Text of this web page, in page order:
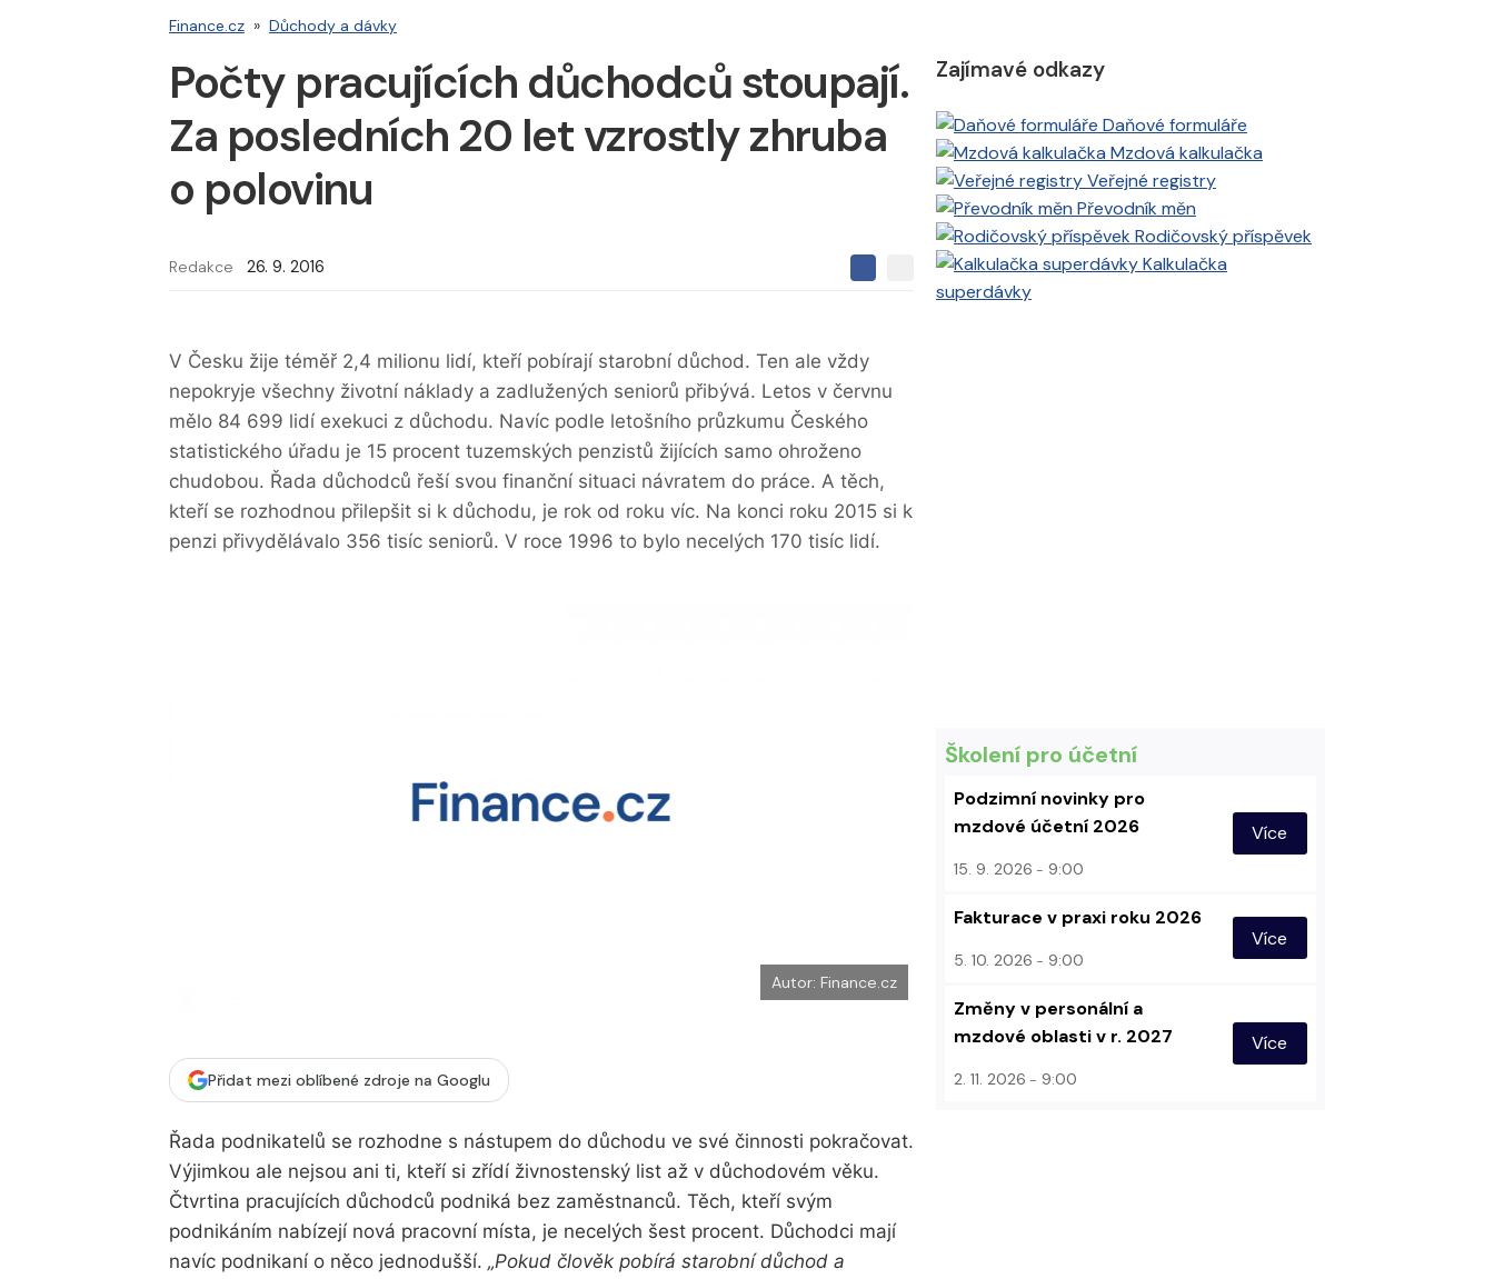
Finance.cz » Důchody a dávky
Počty pracujících důchodců stoupají.
Za posledních 20 let vzrostly zhruba
o polovinu
Redakce 26. 9. 2016
S
l
e
t
S
j
e
n
a
c
b
o
o
X
V Česku žije téměř 2,4 milionu lidí, kteří pobírají starobní důchod. Ten ale vždy
nepokryje všechny životní náklady a zadlužených seniorů přibývá. Letos v červnu
mělo 84 699 lidí exekuci z důchodu. Navíc podle letošního průzkumu Českého
statistického úřadu je 15 procent tuzemských penzistů žijících samo ohroženo
chudobou. Řada důchodců řeší svou finanční situaci návratem do práce. A těch,
kteří se rozhodnou přilepšit si k důchodu, je rok od roku víc. Na konci roku 2015 si k
penzi přivydělávalo 356 tisíc seniorů. V roce 1996 to bylo necelých 170 tisíc lidí.
Autor: Finance.cz
Přidat mezi oblíbené zdroje na Googlu
Řada podnikatelů se rozhodne s nástupem do důchodu ve své činnosti pokračovat.
Výjimkou ale nejsou ani ti, kteří si zřídí živnostenský list až v důchodovém věku.
Čtvrtina pracujících důchodců podniká bez zaměstnanců. Těch, kteří svým
podnikáním nabízejí nová pracovní místa, je necelých šest procent. Důchodci mají
navíc podnikaní o něco jednodušší. „Pokud člověk pobírá starobní důchod a
Zajímavé odkazy
Daňové formuláře
Mzdová kalkulačka
Veřejné registry
Převodník měn
Rodičovský příspěvek
Kalkulačka
superdávky
Školení pro účetní
Podzimní novinky pro
mzdové účetní 2026
15. 9. 2026 9:00
Více
Fakturace v praxi roku 2026
5. 10. 2026 9:00
Více
Změny v personální a
mzdové oblasti v r. 2027
2. 11. 2026 9:00
Více